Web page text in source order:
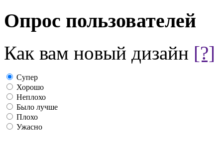
Опрос пользователей
Как вам новый дизайн [?]
Супер
Хорошо
Неплохо
Было лучше
Плохо
Ужасно